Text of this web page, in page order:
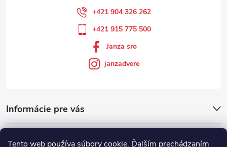
Tento web používa súbory cookie. Ďalším prechádzaním
Informácie pre vás
+421 904 326 262
+421 915 775 500
Janza sro
janzadvere